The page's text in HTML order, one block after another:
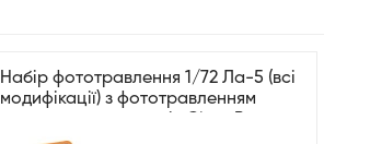
Набір фототравлення 1/72 Ла-5 (всі
модифікації) з фототравленням